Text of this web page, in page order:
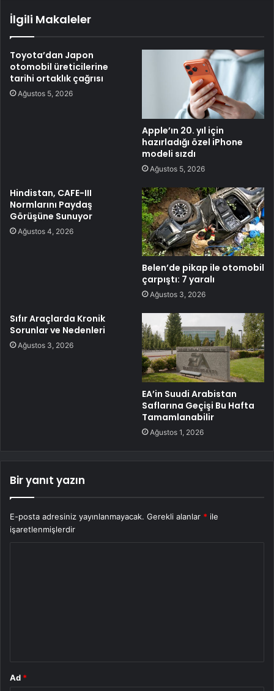
İlgili Makaleler
Toyota’dan Japon
otomobil üreticilerine
tarihi ortaklık çağrısı
Ağustos 5, 2026
Apple’ın 20. yıl için
hazırladığı özel iPhone
modeli sızdı
Ağustos 5, 2026
Hindistan, CAFE-III
Normlarını Paydaş
Görüşüne Sunuyor
Ağustos 4, 2026
Belen’de pikap ile otomobil
çarpıştı: 7 yaralı
Ağustos 3, 2026
Sıfır Araçlarda Kronik
Sorunlar ve Nedenleri
Ağustos 3, 2026
EA’in Suudi Arabistan
Saflarına Geçişi Bu Hafta
Tamamlanabilir
Ağustos 1, 2026
Bir yanıt yazın
E-posta adresiniz yayınlanmayacak. Gerekli alanlar * ile
işaretlenmişlerdir
Ad *